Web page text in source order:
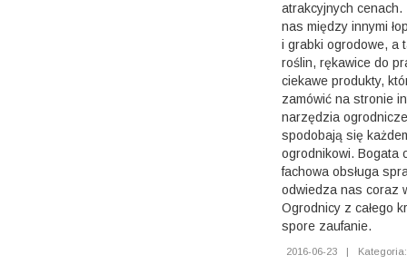
atrakcyjnych cenach.
nas między innymi
i grabki ogrodowe, a
roślin, rękawice do
ciekawe produkty,
zamówić na stronie
narzędzia
spodobają się
ogrodnikowi. Bogata
fachowa obsługa
odwiedza nas coraz
Ogrodnicy z całego
spore zaufanie.
2016-06-23 |